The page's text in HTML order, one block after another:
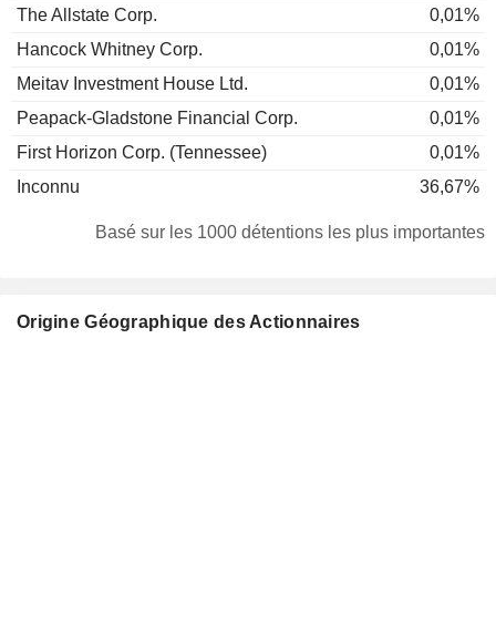
The Allstate Corp.
0,01%
Hancock Whitney Corp.
0,01%
Meitav Investment House Ltd.
0,01%
Peapack-Gladstone Financial Corp.
0,01%
First Horizon Corp. (Tennessee)
0,01%
Inconnu
36,67%
Basé sur les 1000 détentions les plus importantes
Origine Géographique des Actionnaires